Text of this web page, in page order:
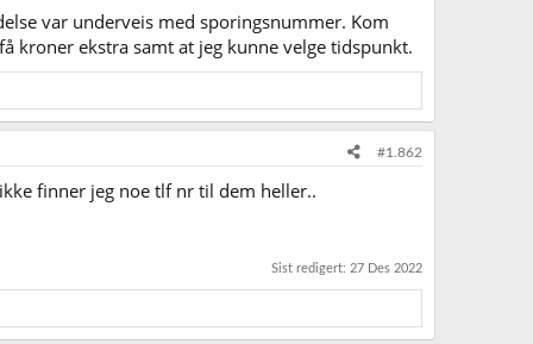
var underveis med sporingsnummer. Kom
kroner ekstra samt at jeg kunne velge tidspunkt.
#1.862
finner jeg noe tlf nr til dem heller..
Sist redigert: 27 Des 2022